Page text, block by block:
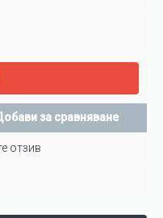
за сравняване
отзив